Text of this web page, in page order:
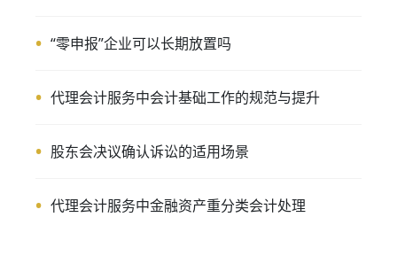
“零申报”企业可以长期放置吗
代理会计服务中会计基础工作的规范与提升
股东会决议确认诉讼的适用场景
代理会计服务中金融资产重分类会计处理